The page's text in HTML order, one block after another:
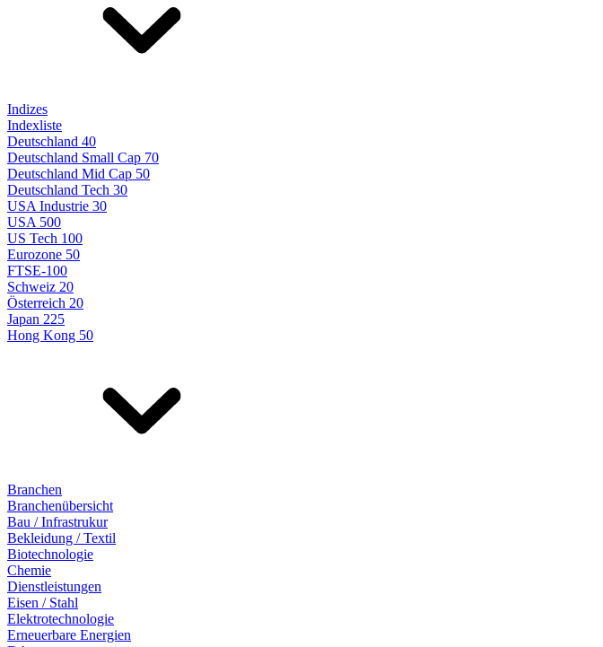
Indizes
Indexliste
Deutschland 40
Deutschland Small Cap 70
Deutschland Mid Cap 50
Deutschland Tech 30
USA Industrie 30
USA 500
US Tech 100
Eurozone 50
FTSE-100
Schweiz 20
Österreich 20
Japan 225
Hong Kong 50
Branchen
Branchenübersicht
Bau / Infrastrukur
Bekleidung / Textil
Biotechnologie
Chemie
Dienstleistungen
Eisen / Stahl
Elektrotechnologie
Erneuerbare Energien